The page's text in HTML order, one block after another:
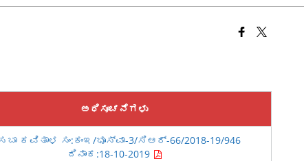
ಅಧಿಸೂಚನೆಗಳು
ಕವಿತಾಳ ಸಂ:ಕಂಇ/ಭೂಸ್ವಾ-3/ಸಿಆರ್-66/2018-19/946
ದಿನಾಂಕ:18-10-2019